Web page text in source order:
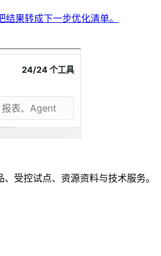
果转成下一步优化清单。
、受控试点、资源资料与技术服务。